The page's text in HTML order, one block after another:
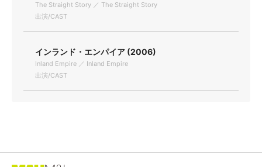
The Straight Story ／ The Straight Story
出演/CAST
インランド・エンパイア (2006)
Inland Empire ／ Inland Empire
出演/CAST